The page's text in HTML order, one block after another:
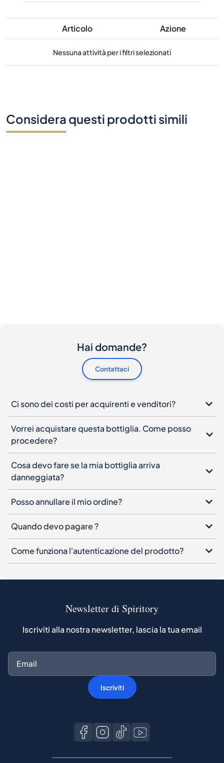
Articolo Azione
Nessuna attività per i filtri selezionati
Considera questi prodotti simili
Hai domande?
Contattaci
Ci sono dei costi per acquirenti e venditori?
Vorrei acquistare questa bottiglia. Come posso
procedere?
Cosa devo fare se la mia bottiglia arriva
danneggiata?
Posso annullare il mio ordine?
Quando devo pagare ?
Come funziona l'autenticazione del prodotto?
Newsletter di Spiritory
Iscriviti alla nostra newsletter, lascia la tua email
Iscriviti